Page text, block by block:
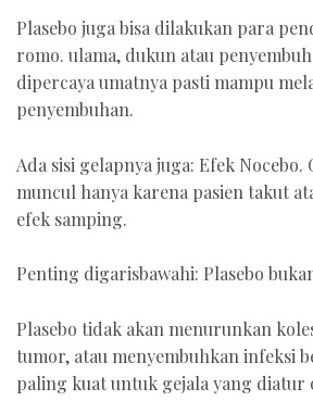
Plasebo juga bisa dilakukan para
romo. ulama, dukun atau
dipercaya umatnya pasti mampu
penyembuhan.
Ada sisi gelapnya juga: Efek Nocebo.
muncul hanya karena pasien takut
efek samping.
Penting digarisbawahi: Plasebo
Plasebo tidak akan menurunkan
tumor, atau menyembuhkan infeksi
paling kuat untuk gejala yang diatur